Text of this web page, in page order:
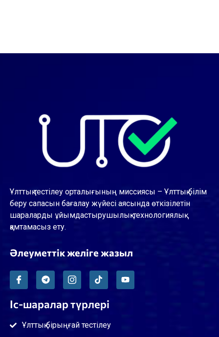
Ұлттық тестілеу орталығының миссиясы – Ұлттық білім
беру сапасын бағалау жүйесі аясында өткізілетін
шараларды ұйымдастырушылық-технологиялық
қамтамасыз ету.
Әлеуметтік желіге жазыл
Іс-шаралар түрлері
Ұлттық бірыңғай тестілеу